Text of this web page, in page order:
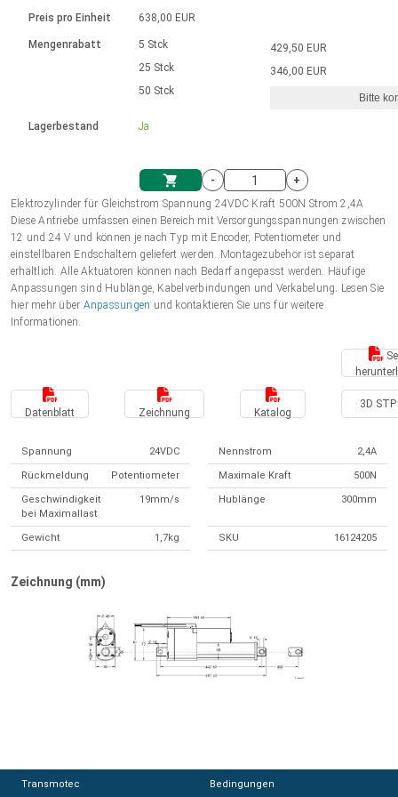
Einheitssystem
Einkaufswagen
Hubmagnete
230 - 50 Hz | 110 - 60 Hz
Drehzahlregelung für die AIS-Serie
Bürstenlose Gleichstrommotoren
mit Planetengetriebe und internem
Ø 28-42| 1-1400 rpm | <= 290Ncm
Bürstenlose DC Motor Controller
Gleichstrommotoren mit
Schneckengetriebe und Bürsten
Ø43-124mm | 31-425rpm | ≤ 41Nm
Treiber für Gleichstrommotoren mit
Synchron-Asynchron | für 1-4 Elektrozylinder
Synchron-Asynchron | für 1-4 Elektrozylinder
Français (EUR)
Polski (EUR)
Norsk (NOK)
Suomi (EUR)
Preis pro Einheit
Mengenrabatt
Lagerbestand
638,00 EUR
5 Stck
25 Stck
50 Stck
Ja
429,50 EUR
346,00 EUR
Bitte
-
+
Elektrozylinder für Gleichstrom Spannung 24VDC Kraft 500N Strom 2,4A
Diese Antriebe umfassen einen Bereich mit Versorgungsspannungen zwischen
12 und 24 V und können je nach Typ mit Encoder, Potentiometer und
einstellbaren Endschaltern geliefert werden. Montagezubehör ist separat
erhältlich. Alle Aktuatoren können nach Bedarf angepasst werden. Häufige
Anpassungen sind Hublänge, Kabelverbindungen und Verkabelung. Lesen Sie
hier mehr über Anpassungen und kontaktieren Sie uns für weitere
Informationen.
Datenblatt Zeichnung Katalog
3D STP
Spannung 24VDC Nennstrom 2,4A
Rückmeldung Potentiometer Maximale Kraft 500N
Geschwindigkeit
bei Maximallast
19mm/s Hublänge 300mm
Gewicht 1,7kg SKU 16124205
Zeichnung (mm)
Transmotec Bedingungen
Transmotec Bedingungen